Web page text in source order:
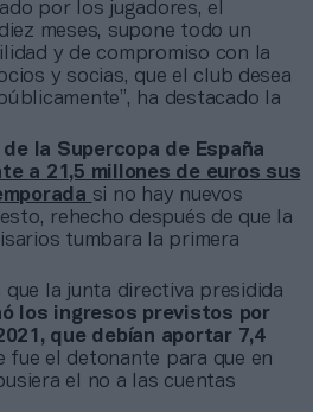
por los jugadores, el
meses, supone todo un
y de compromiso con la
y socias, que el club desea
ha destacado la
la Supercopa de España
a 21,5 millones de euros sus
si no hay nuevos
rehecho después de que la
tumbara la primera
que la junta directiva presidida
los ingresos previstos por
que debían aportar 7,4
fue el detonante para que en
el no a las cuentas